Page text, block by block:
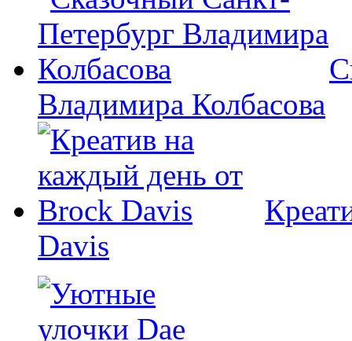
Владимира Колбасова
Davis